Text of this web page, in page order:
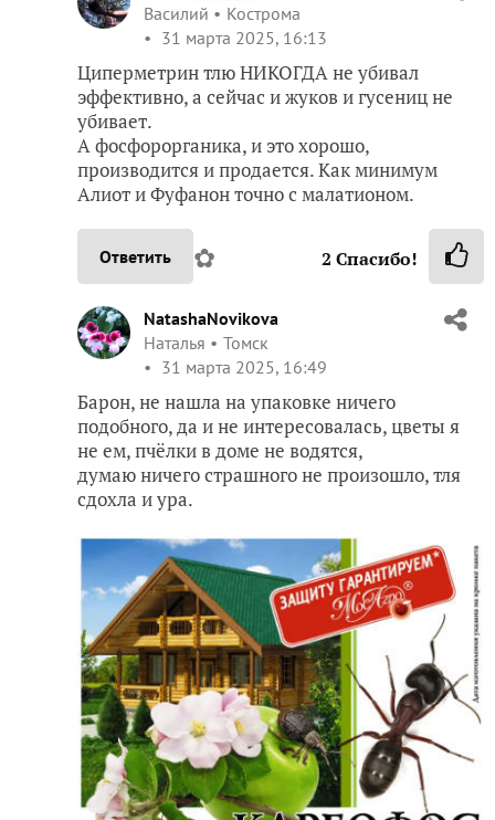
Василий
Кострома
31 марта 2025, 16:13
Циперметрин тлю НИКОГДА не убивал
эффективно, а сейчас и жуков и гусениц не
убивает.
А фосфорорганика, и это хорошо,
производится и продается. Как минимум
Алиот и Фуфанон точно с малатионом.
Ответить ✿ 2 Спасибо!
NatashaNovikova
Наталья
Томск
31 марта 2025, 16:49
Барон, не нашла на упаковке ничего
подобного, да и не интересовалась, цветы я
не ем, пчёлки в доме не водятся,
думаю ничего страшного не произошло, тля
сдохла и ура.